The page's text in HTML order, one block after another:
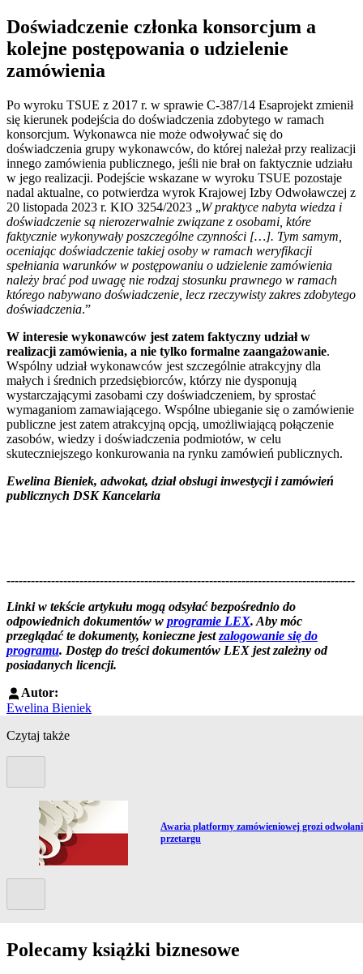
Doświadczenie członka konsorcjum a
kolejne postępowania o udzielenie
zamówienia
Po wyroku TSUE z 2017 r. w sprawie C-387/14 Esaprojekt zmienił
się kierunek podejścia do doświadczenia zdobytego w ramach
konsorcjum. Wykonawca nie może odwoływać się do
doświadczenia grupy wykonawców, do której należał przy realizacji
innego zamówienia publicznego, jeśli nie brał on faktycznie udziału
w jego realizacji. Podejście wskazane w wyroku TSUE pozostaje
nadal aktualne, co potwierdza wyrok Krajowej Izby Odwoławczej z
20 listopada 2023 r. KIO 3254/2023 „W praktyce nabyta wiedza i
doświadczenie są nierozerwalnie związane z osobami, które
faktycznie wykonywały poszczególne czynności […]. Tym samym,
oceniając doświadczenie takiej osoby w ramach weryfikacji
spełniania warunków w postępowaniu o udzielenie zamówienia
należy brać pod uwagę nie rodzaj stosunku prawnego w ramach
którego nabywano doświadczenie, lecz rzeczywisty zakres zdobytego
doświadczenia.”
W interesie wykonawców jest zatem faktyczny udział w
realizacji zamówienia, a nie tylko formalne zaangażowanie.
Wspólny udział wykonawców jest szczególnie atrakcyjny dla
małych i średnich przedsiębiorców, którzy nie dysponują
wystarczającymi zasobami czy doświadczeniem, by sprostać
wymaganiom zamawiającego. Wspólne ubieganie się o zamówienie
publiczne jest zatem atrakcyjną opcją, umożliwiającą połączenie
zasobów, wiedzy i doświadczenia podmiotów, w celu
skuteczniejszego konkurowania na rynku zamówień publicznych.
Ewelina Bieniek, adwokat, dział obsługi inwestycji i zamówień
publicznych DSK Kancelaria
--------------------------------------------------------------------------------------
Linki w tekście artykułu mogą odsyłać bezpośrednio do
odpowiednich dokumentów w programie LEX. Aby móc
przeglądać te dokumenty, konieczne jestzalogowanie się do
programu. Dostęp do treści dokumentów LEX jest zależny od
posiadanych licencji.
Autor:
Ewelina Bieniek
Czytaj także
Przejdź do artykułu:
Awaria platformy zamówieniowej grozi
przetargu
Polecamy książki biznesowe